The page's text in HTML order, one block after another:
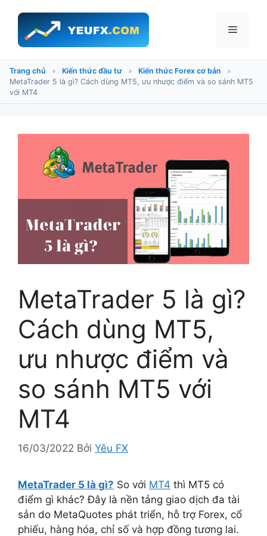
Menu
Trang chủ » Kiến thức đầu tư » Kiến thức Forex cơ bản
»
MetaTrader 5 là gì? Cách dùng MT5, ưu nhược điểm và so sánh MT5
với MT4
MetaTrader 5 là gì?
Cách dùng MT5,
ưu nhược điểm và
so sánh MT5 với
MT4
16/03/2022 Bởi Yêu FX
MetaTrader 5 là gì? So với MT4 thì MT5 có
điểm gì khác? Đây là nền tảng giao dịch đa tài
sản do MetaQuotes phát triển, hỗ trợ Forex, cổ
phiếu, hàng hóa, chỉ số và hợp đồng tương lai.